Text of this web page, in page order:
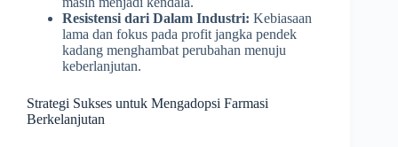
Resistensi dari Dalam Industri: Kebiasaan
lama dan fokus pada profit jangka pendek
kadang menghambat perubahan menuju
keberlanjutan.
Strategi Sukses untuk Mengadopsi Farmasi
Berkelanjutan